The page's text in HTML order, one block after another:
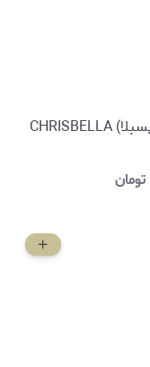
کوله پشتی دبستانی یونیکورن سوار (کریسبلا) CHRISBELLA
تومان